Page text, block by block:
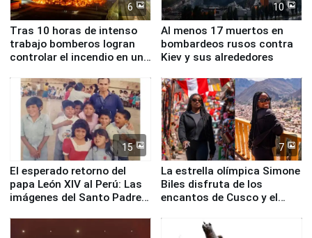
6
Tras 10 horas de intenso
trabajo bomberos logran
controlar el incendio en una
de Chile
10
Al menos 17 muertos en
bombardeos rusos contra
Kiev y sus alrededores
15
El esperado retorno del
papa León XIV al Perú: Las
imágenes del Santo Padre
7
La estrella olímpica Simone
Biles disfruta de los
encantos de Cusco y el